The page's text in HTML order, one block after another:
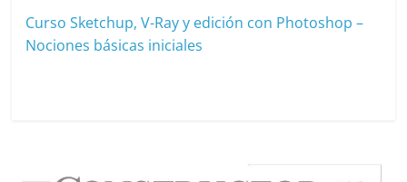
Curso Sketchup, V-Ray y edición con Photoshop –
Nociones básicas iniciales